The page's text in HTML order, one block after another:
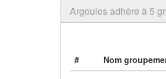
Argoules adhère à 5
# Nom